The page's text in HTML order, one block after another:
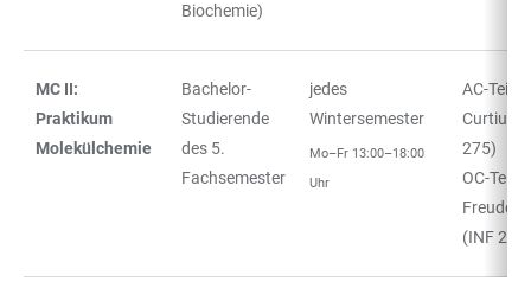
Biochemie)
MC II:
Praktikum
Molekülchemie
Bachelor-
Studierende
des 5.
Fachsemester
jedes
Wintersemester
Mo–Fr 13:00–18:00
Uhr
AC-Teil:
275)
OC-Teil:
(INF 271)